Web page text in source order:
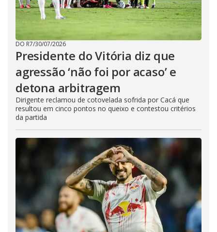
DO R7/30/07/2026
Presidente do Vitória diz que
agressão ‘não foi por acaso’ e
detona arbitragem
Dirigente reclamou de cotovelada sofrida por Cacá que
resultou em cinco pontos no queixo e contestou critérios
da partida